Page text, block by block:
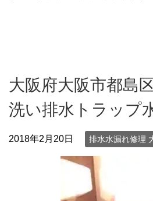
大阪府大阪市都島
洗い排水トラップ
2018年2月20日 排水水漏れ修理